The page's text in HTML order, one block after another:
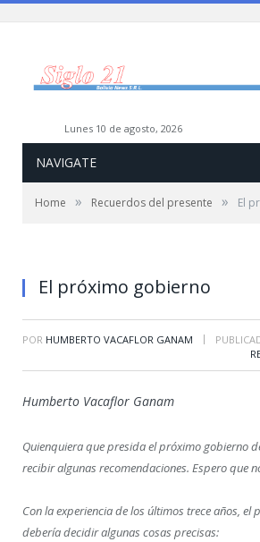
lunes 10 de agosto, 2026
NAVIGATE
Home » Recuerdos del presente » El
El próximo gobierno
POR HUMBERTO VACAFLOR GANAM |
Humberto Vacaflor Ganam
Quienquiera que presida el próximo gobierno
recibir algunas recomendaciones. Espero que
Con la experiencia de los últimos trece años, el
debería decidir algunas cosas precisas: